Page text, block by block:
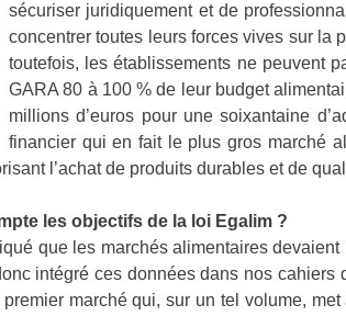
sécuriser juridiquement et de
concentrer toutes leurs forces vives sur la
toutefois, les établissements ne peuvent
GARA 80 à 100 % de leur budget
millions d’euros pour une soixantaine
financier qui en fait le plus gros marché
l’achat de produits durables et de
les objectifs de la loi Egalim ?
que les marchés alimentaires
intégré ces données dans nos
marché qui, sur un tel volume,